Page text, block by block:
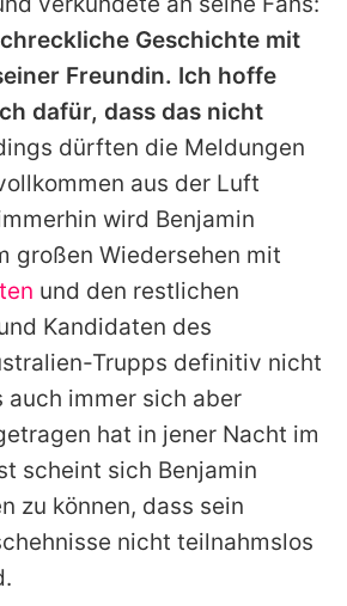
Geschichte mit
Freundin. Ich hoffe
dafür, dass das nicht
dürften die Meldungen
aus der Luft
wird Benjamin
großen Wiedersehen mit
und den restlichen
Kandidaten des
Trupps definitiv nicht
auch immer sich aber
hat in jener Nacht im
scheint sich Benjamin
zu können, dass sein
nicht teilnahmslos